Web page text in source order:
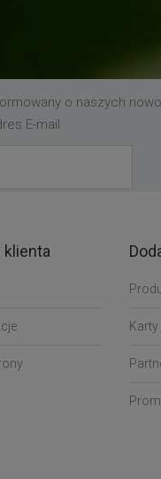
o naszych
E-mail
klienta